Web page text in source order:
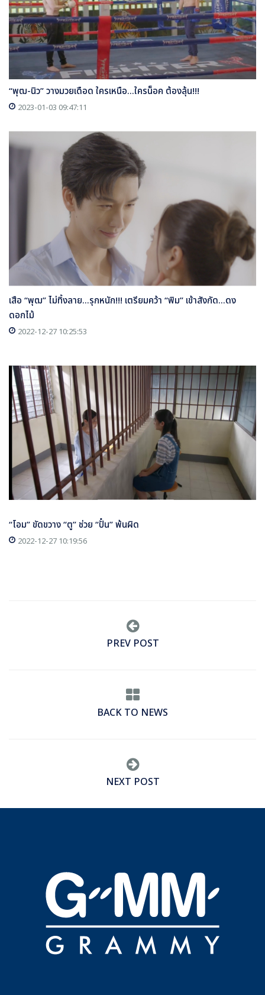
“พุฒ-นิว” วางมวยเดือด ใครเหนือ...ใครน็อค ต้องลุ้น!!!
2023-01-03 09:47:11
เสือ “พุฒ” ไม่ทิ้งลาย...รุกหนัก!!! เตรียมคว้า “พิม” เข้าสังกัด...ดง
ดอกไม้
2022-12-27 10:25:53
“โอม” ขัดขวาง “ตู” ช่วย “ปั๋น” พ้นผิด
2022-12-27 10:19:56
PREV POST
BACK TO NEWS
NEXT POST